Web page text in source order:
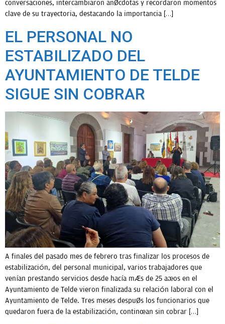
conversaciones, intercambiaron anécdotas y recordaron momentos
clave de su trayectoria, destacando la importancia […]
EL PERSONAL NO
ESTABILIZADO DEL
AYUNTAMIENTO DE TELDE
SIGUE SIN COBRAR
A finales del pasado mes de febrero tras finalizar los procesos de
estabilización, del personal municipal, varios trabajadores que
venían prestando servicios desde hacía más de 25 años en el
Ayuntamiento de Telde vieron finalizada su relación laboral con el
Ayuntamiento de Telde. Tres meses después los funcionarios que
quedaron fuera de la estabilización, continúan sin cobrar […]